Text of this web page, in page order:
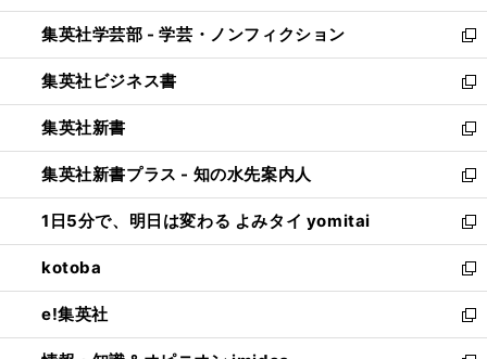
開
く
ウ
で
開
く
ン
ド
ウ
で
開
く
ウ
ィ
ン
ド
ウ
で
開
く
集英社学芸部 - 学芸・ノンフィクション
新
し
い
ウ
ィ
ン
ド
ウ
で
開
く
集英社ビジネス書
新
し
い
ウ
ィ
ン
ド
ウ
で
開
く
集英社新書
新
し
い
ウ
ィ
ン
ド
ウ
で
開
集英社新書プラス - 知の水先案内人
新
し
い
ウ
ィ
ン
ド
ウ
1日5分で、明日は変わる よみタイ yomitai
新
し
い
ウ
ィ
ン
kotoba
新
し
い
ウ
e!集英社
新
し